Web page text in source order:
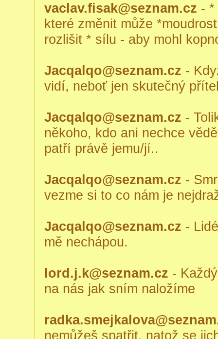
vaclav.fisak@seznam.cz - *
které změnit může
rozlišit * sílu - aby mohl
Jacqalqo@seznam.cz -
vidí, neboť jen skutečný
Jacqalqo@seznam.cz -
někoho, kdo ani nechce
patří právě jemu/jí..
Jacqalqo@seznam.cz -
vezme si to co nám je
Jacqalqo@seznam.cz -
mě nechápou.
lord.j.k@seznam.cz -
na nás jak sním naložíme
nemůžeš spatřit, natož se